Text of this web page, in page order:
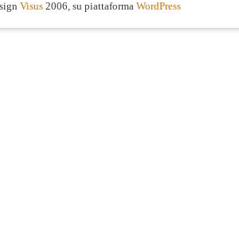
Visus 2006, su piattaforma WordPress